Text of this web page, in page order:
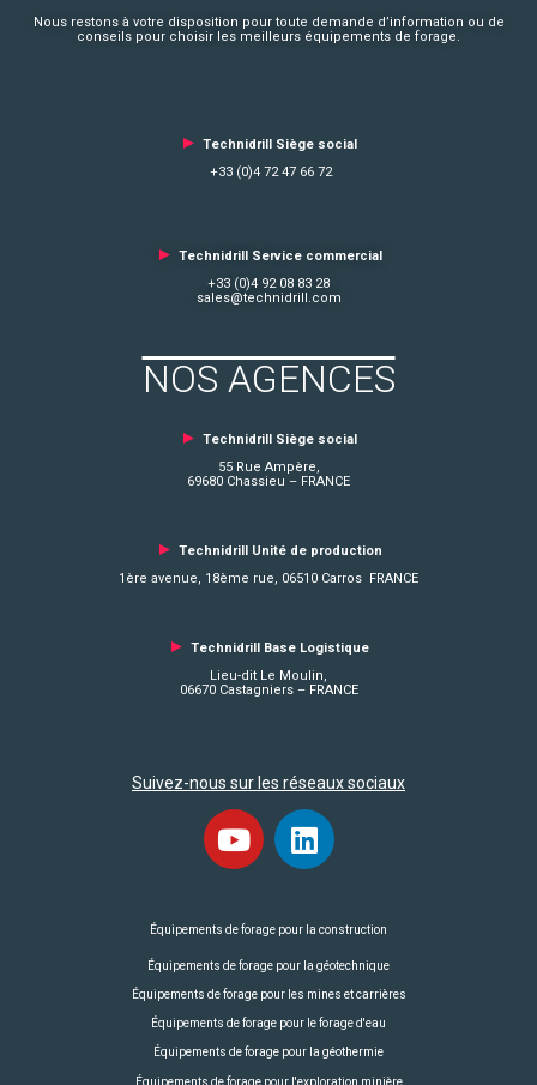
Nous restons à votre disposition pour toute demande d’information ou de
conseils pour choisir les meilleurs équipements de forage.
► Technidrill Siège social
+33 (0)4 72 47 66 72
► Technidrill Service commercial
+33 (0)4 92 08 83 28
sales@technidrill.com
NOS AGENCES
► Technidrill Siège social
55 Rue Ampère,
69680 Chassieu – FRANCE
► Technidrill Unité de production
1ère avenue, 18ème rue, 06510 Carros FRANCE
► Technidrill Base Logistique
Lieu-dit Le Moulin,
06670 Castagniers – FRANCE
Suivez-nous sur les réseaux sociaux
Équipements de forage pour la construction
Équipements de forage pour la géotechnique
Équipements de forage pour les mines et carrières
Équipements de forage pour le forage d'eau
Équipements de forage pour la géothermie
Équipements de forage pour l'exploration minière